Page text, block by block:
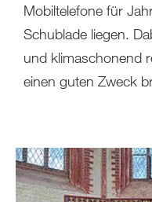
Mobiltelefone für
Schublade liegen.
und klimaschonend
einen guten Zweck